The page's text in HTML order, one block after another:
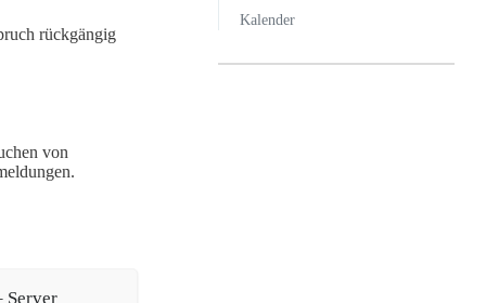
rückgängig
von
Server
Kalender